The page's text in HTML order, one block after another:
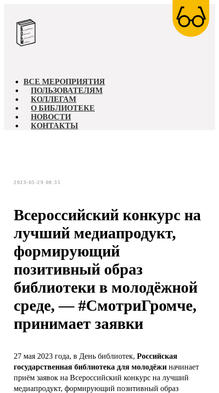
ВСЕ МЕРОПРИЯТИЯ
ПОЛЬЗОВАТЕЛЯМ
КОЛЛЕГАМ
О БИБЛИОТЕКЕ
НОВОСТИ
КОНТАКТЫ
2023-05-29 08:35
Всероссийский конкурс на
лучший медиапродукт,
формирующий
позитивный образ
библиотеки в молодёжной
среде, — #CмотриГромче,
принимает заявки
27 мая 2023 года, в День библиотек, Российская
государственная библиотека для молодёжи начинает
приём заявок на Всероссийский конкурс на лучший
медиапродукт, формирующий позитивный образ